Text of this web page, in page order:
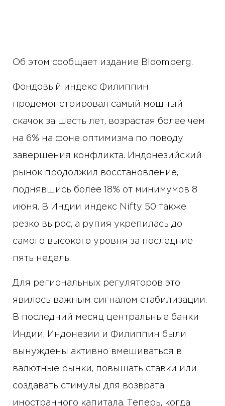
Об этом сообщает издание Bloomberg.
Фондовый индекс Филиппин
продемонстрировал самый мощный
скачок за шесть лет, возрастая более чем
на 6% на фоне оптимизма по поводу
завершения конфликта. Индонезийский
рынок продолжил восстановление,
поднявшись более 18% от минимумов 8
июня. В Индии индекс Nifty 50 также
резко вырос, а рупия укрепилась до
самого высокого уровня за последние
пять недель.
Для региональных регуляторов это
явилось важным сигналом стабилизации.
В последний месяц центральные банки
Индии, Индонезии и Филиппин были
вынуждены активно вмешиваться в
валютные рынки, повышать ставки или
создавать стимулы для возврата
иностранного капитала. Теперь, когда